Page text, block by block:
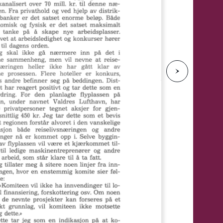
N
e
s
t
e
s
i
d
e